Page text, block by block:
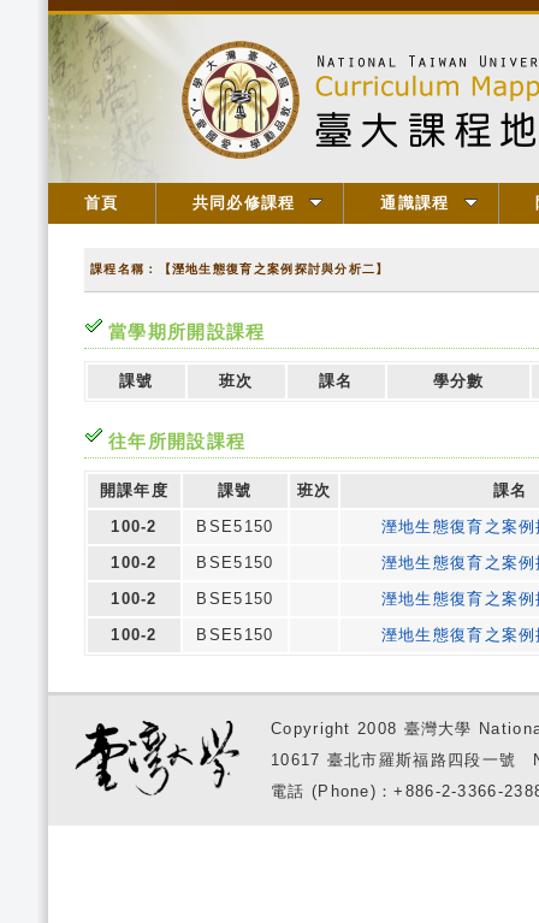
首頁 共同必修課程 通識課程
課程名稱：【溼地生態復育之案例探討與分析二】
當學期所開設課程
課號 班次 課名 學分數
往年所開設課程
開課年度 課號 班次
課名
100-2
BSE5150
溼地生態復育之案
100-2
BSE5150
溼地生態復育之案
100-2
BSE5150
溼地生態復育之案
100-2
BSE5150 溼地生態復育之案
Copyright 2008 臺灣大學
10617 臺北市羅斯福路四段一
電話 (Phone)：+886-2-3366-